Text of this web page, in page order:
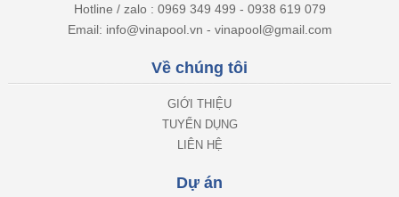
Hotline / zalo : 0969 349 499 - 0938 619 079
Email: info@vinapool.vn - vinapool@gmail.com
Về chúng tôi
GIỚI THIỆU
TUYỂN DỤNG
LIÊN HỆ
Dự án